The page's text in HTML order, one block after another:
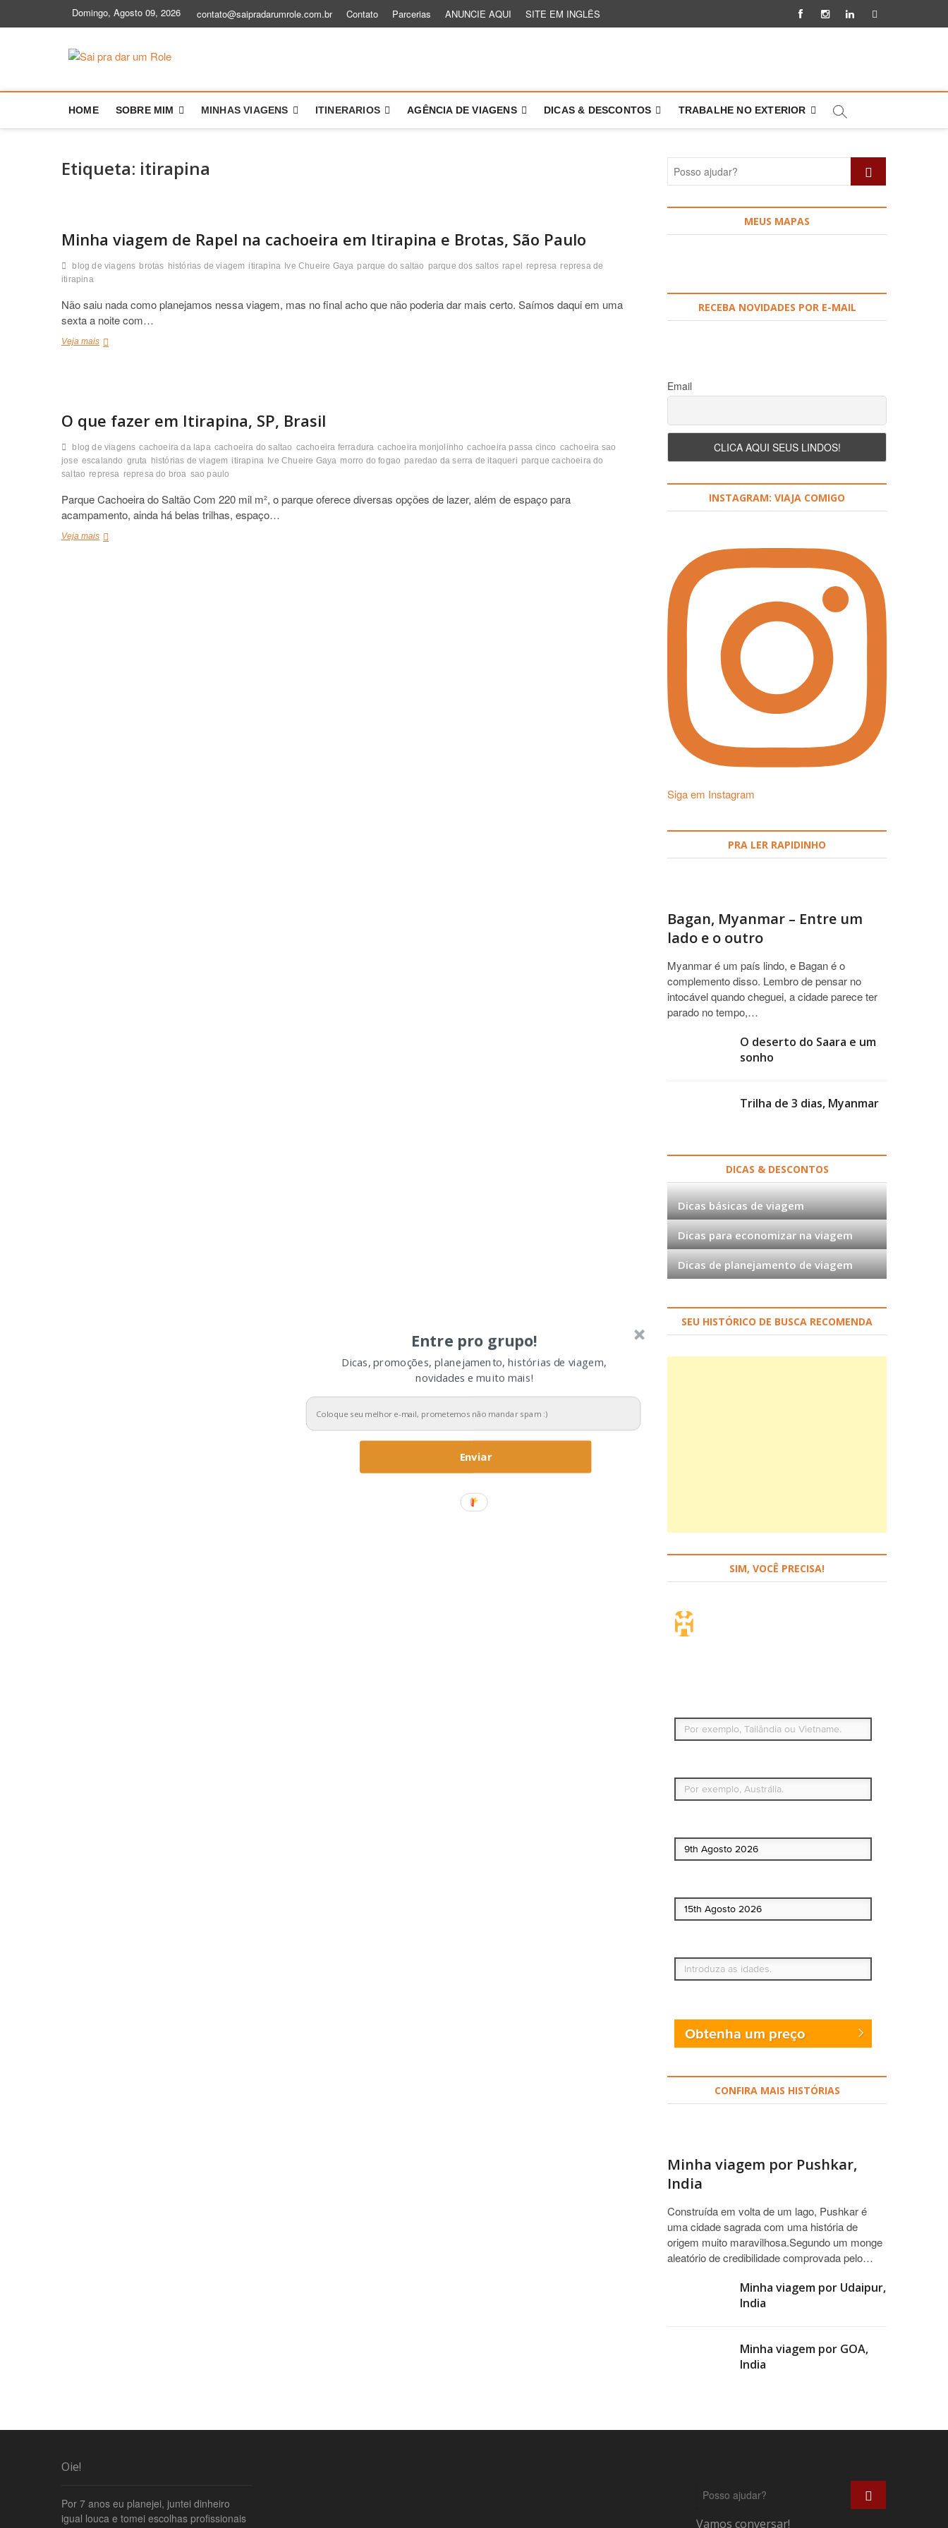
Domingo, Agosto 09, 2026 contato@saipradarumrole.com.br Contato Parcerias ANUNCIE AQUI SITE EM INGLÊS FacebookInstagramLinkedinPinterest
HOME SOBRE MIM MINHAS VIAGENS ITINERARIOS AGÊNCIA DE VIAGENS DICAS & DESCONTOS TRABALHE NO EXTERIOR
Etiqueta: itirapina
Minha viagem de Rapel na cachoeira em Itirapina e Brotas, São Paulo
blog de viagens brotas histórias de viagem itirapina Ive Chueire Gaya parque do saltao parque dos saltos rapel represa represa de
itirapina
Não saiu nada como planejamos nessa viagem, mas no final acho que não poderia dar mais certo. Saímos daqui em uma
sexta a noite com…
Veja maisMinha
em
Itirapina
Brotas,
O que fazer em Itirapina, SP, Brasil
blog de viagens cachoeira da lapa cachoeira do saltao cachoeira ferradura cachoeira monjolinho cachoeira passa cinco cachoeira sao
jose escalando gruta histórias de viagem itirapina Ive Chueire Gaya morro do fogao paredao da serra de itaqueri parque cachoeira do
saltao represa represa do broa sao paulo
Parque Cachoeira do Saltão Com 220 mil m², o parque oferece diversas opções de lazer, além de espaço para
acampamento, ainda há belas trilhas, espaço…
Veja maisO
ajudar?
MEUS MAPAS
RECEBA NOVIDADES POR E-MAIL
Email
INSTAGRAM: VIAJA COMIGO
Siga em Instagram
PRA LER RAPIDINHO
Bagan, Myanmar – Entre um
lado e o outro
Myanmar é um país lindo, e Bagan é o
complemento disso. Lembro de pensar no
intocável quando cheguei, a cidade parece ter
parado no tempo,…
O deserto do Saara e um
sonho
Trilha de 3 dias, Myanmar
DICAS & DESCONTOS
Dicas básicas de viagem
Dicas para economizar na viagem
Dicas de planejamento de viagem
SEU HISTÓRICO DE BUSCA RECOMENDA
SIM, VOCÊ PRECISA!
Obtenha um preço
CONFIRA MAIS HISTÓRIAS
Minha viagem por Pushkar,
India
Construída em volta de um lago, Pushkar é
uma cidade sagrada com uma história de
origem muito maravilhosa.Segundo um monge
aleatório de credibilidade comprovada pelo…
Minha viagem por Udaipur,
India
Minha viagem por GOA,
India
Oie!
Por 7 anos eu planejei, juntei dinheiro
igual louca e tomei escolhas profissionais
ajudar?
Vamos conversar!
Entre pro grupo!
Dicas, promoções, planejamento, histórias de viagem,
novidades e muito mais!
Enviar